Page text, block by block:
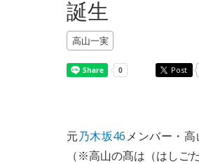
誕生
高山一実
Post
元乃木坂46メンバー・
（※高山の髙は（はしご